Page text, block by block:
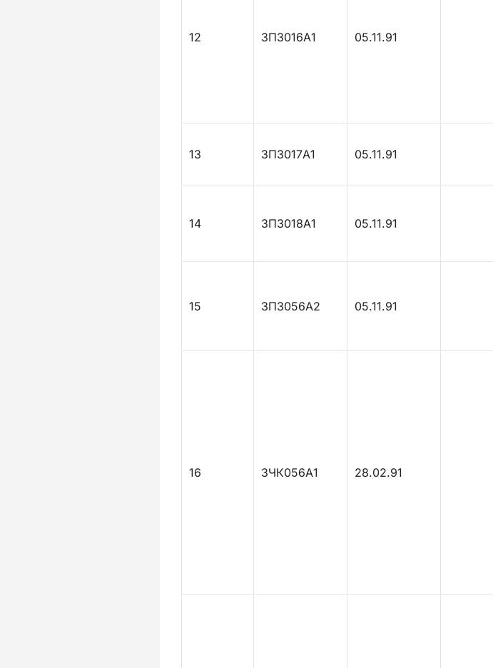
12 ЗПЗ016А1 05.11.91
13 ЗПЗ017А1 05.11.91
14 ЗПЗ018А1 05.11.91
15 ЗПЗ056А2 05.11.91
16 ЗЧК056А1 28.02.91